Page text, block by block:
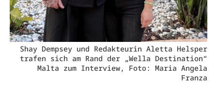
Shay Dempsey und Redakteurin Aletta Helsper
trafen sich am Rand der „Wella Destination“
Malta zum Interview, Foto: Maria Angela
Franza